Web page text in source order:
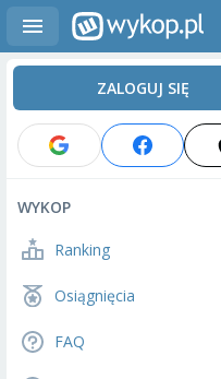
ZALOGUJ SIĘ
WYKOP
Ranking
Osiągnięcia
FAQ